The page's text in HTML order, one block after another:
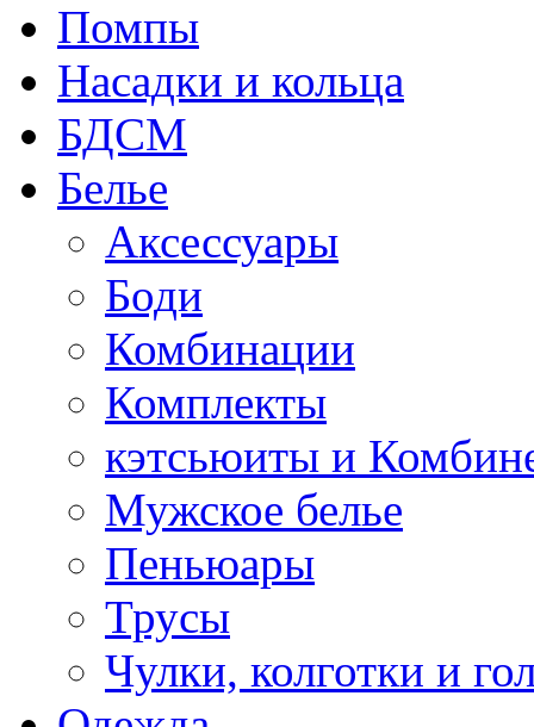
Помпы
Насадки и кольца
БДСМ
Белье
Аксессуары
Боди
Комбинации
Комплекты
кэтсьюиты и
Мужское белье
Пеньюары
Трусы
Чулки, колготки и